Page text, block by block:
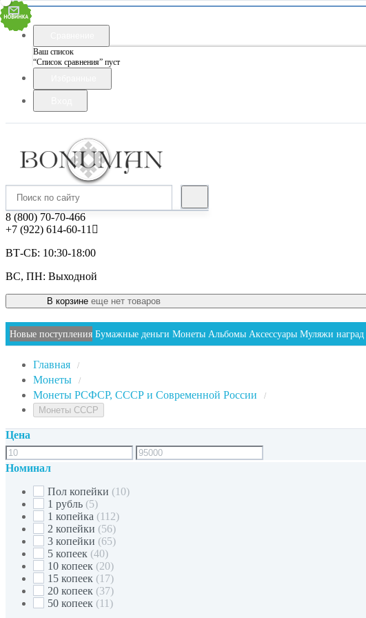
Ваш список
“Список сравнения” пуст
8 (800) 70-70-466
+7 (922) 614-60-11
ВТ-СБ: 10:30-18:00
ВС, ПН: Выходной
В корзине еще нет товаров
Новые поступления Бумажные деньги Монеты Альбомы Аксессуары Муляжи наград
Главная /
Монеты /
Монеты РСФСР, СССР и Современной России /
Монеты СССР
Цена
Номинал
Пол копейки (10)
1 рубль (5)
1 копейка (112)
2 копейки (56)
3 копейки (65)
5 копеек (40)
10 копеек (20)
15 копеек (17)
20 копеек (37)
50 копеек (11)